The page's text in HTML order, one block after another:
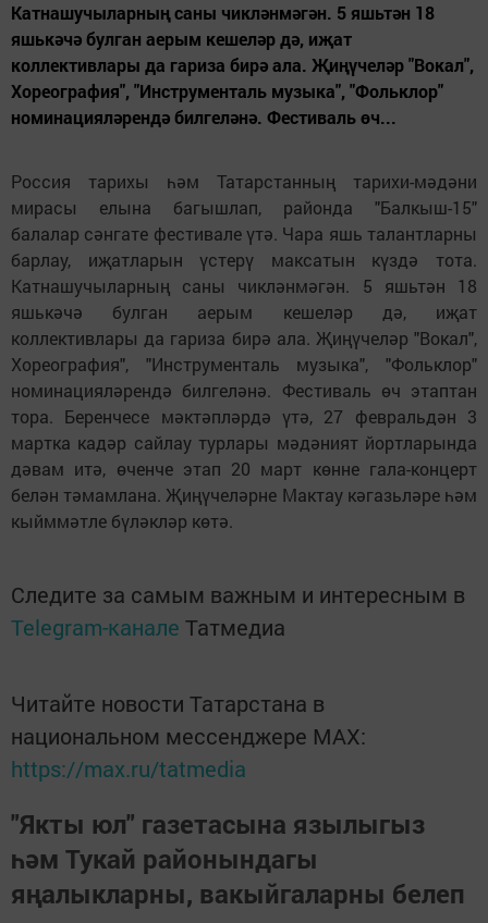
Катнашучыларның саны чикләнмәгән. 5 яшьтән 18
яшькәчә булган аерым кешеләр дә, иҗат
коллективлары да гариза бирә ала. Җиңүчеләр "Вокал",
Хореография", "Инструменталь музыка", "Фольклор"
номинацияләрендә билгеләнә. Фестиваль өч...
Россия тарихы һәм Татарстанның тарихи-мәдәни
мирасы елына багышлап, районда "Балкыш-15"
балалар сәнгате фестивале үтә. Чара яшь талантларны
барлау, иҗатларын үстерү максатын күздә тота.
Катнашучыларның саны чикләнмәгән. 5 яшьтән 18
яшькәчә булган аерым кешеләр дә, иҗат
коллективлары да гариза бирә ала. Җиңүчеләр "Вокал",
Хореография", "Инструменталь музыка", "Фольклор"
номинацияләрендә билгеләнә. Фестиваль өч этаптан
тора. Беренчесе мәктәпләрдә үтә, 27 февральдән 3
мартка кадәр сайлау турлары мәдәният йортларында
дәвам итә, өченче этап 20 март көнне гала-концерт
белән тәмамлана. Җиңүчеләрне Мактау кәгазьләре һәм
кыйммәтле бүләкләр көтә.
Следите за самым важным и интересным в
Telegram-канале Татмедиа
Читайте новости Татарстана в
национальном мессенджере MАХ:
https://max.ru/tatmedia
"Якты юл" газетасына язылыгыз
һәм Тукай районындагы
яңалыкларны, вакыйгаларны белеп